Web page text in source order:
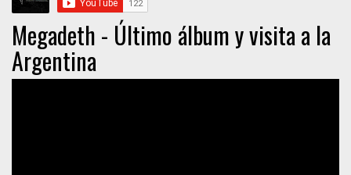
Megadeth - Último álbum y visita a la
Argentina